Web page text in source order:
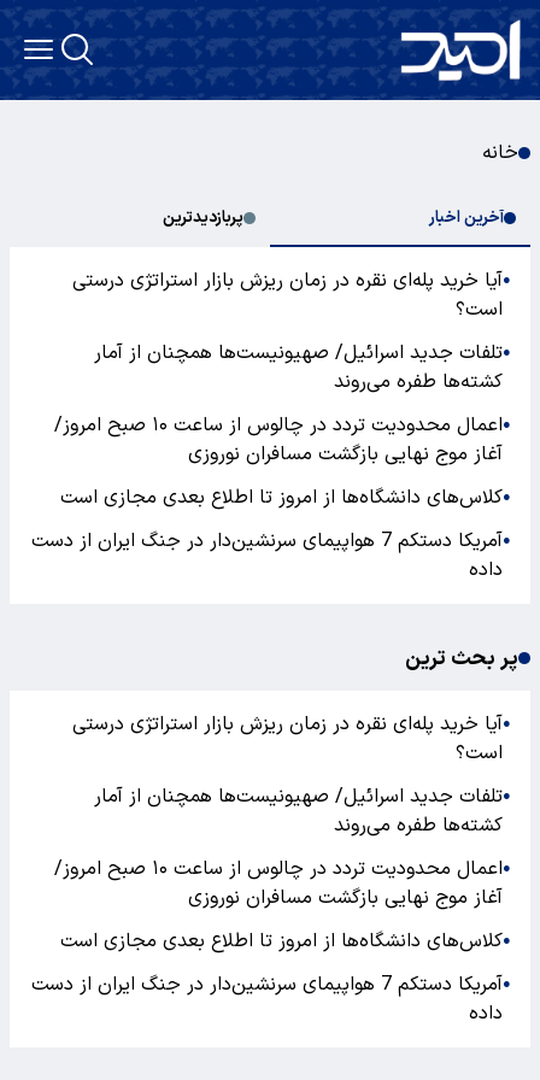
خانه
آخرین اخبار پربازدیدترین
●آیا خرید پله‌ای نقره در زمان ریزش بازار استراتژی درستی
است؟
●تلفات جدید اسرائیل/ صهیونیست‌ها همچنان از آمار
کشته‌ها طفره می‌روند
●
اعمال محدودیت تردد در چالوس از ساعت ۱۰ صبح امروز/
آغاز موج نهایی بازگشت مسافران نوروزی
●کلاس‌های دانشگاه‌ها از امروز تا اطلاع بعدی مجازی است
●
آمریکا دستکم 7 هواپیمای سرنشین‌دار در جنگ ایران از دست
داده
پر بحث ترین
●آیا خرید پله‌ای نقره در زمان ریزش بازار استراتژی درستی
است؟
●تلفات جدید اسرائیل/ صهیونیست‌ها همچنان از آمار
کشته‌ها طفره می‌روند
●
اعمال محدودیت تردد در چالوس از ساعت ۱۰ صبح امروز/
آغاز موج نهایی بازگشت مسافران نوروزی
●کلاس‌های دانشگاه‌ها از امروز تا اطلاع بعدی مجازی است
●
آمریکا دستکم 7 هواپیمای سرنشین‌دار در جنگ ایران از دست
داده